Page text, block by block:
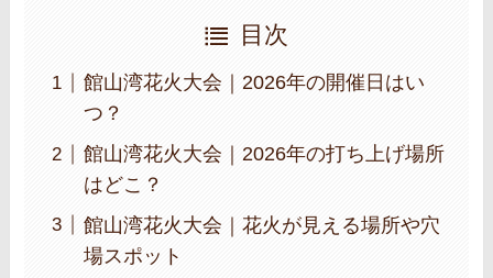
目次
館山湾花火大会｜2026年の開催日はい
つ？
館山湾花火大会｜2026年の打ち上げ場所
はどこ？
館山湾花火大会｜花火が見える場所や穴
場スポット